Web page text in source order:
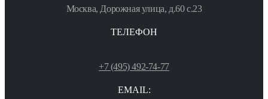
Москва, Дорожная улица, д.60 с.23
ТЕЛЕФОН
+7 (495) 492-74-77
EMAIL: